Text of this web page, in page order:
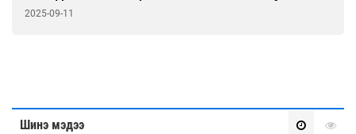
2025-09-11
Шинэ мэдээ